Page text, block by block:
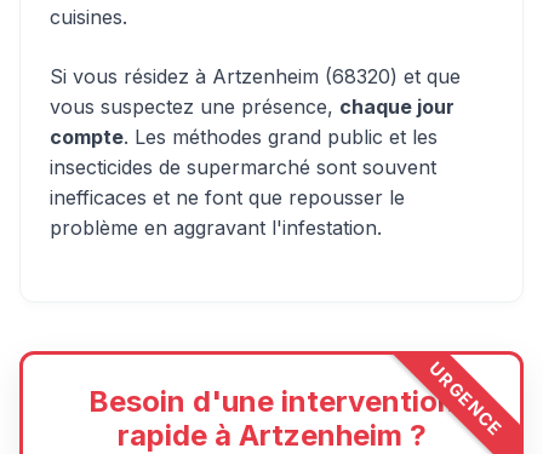
cuisines.
Si vous résidez à Artzenheim (68320) et que
vous suspectez une présence, chaque jour
compte. Les méthodes grand public et les
insecticides de supermarché sont souvent
inefficaces et ne font que repousser le
problème en aggravant l'infestation.
URGENCE
Besoin d'une intervention
rapide à Artzenheim ?